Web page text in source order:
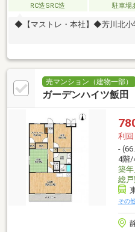
RC造SRC造 駐車場
◆【マストレ・本社】◆芳川北小
売マンション（建物一部）
ガーデンハイツ飯田
利回
-
4階/
築年
総
その